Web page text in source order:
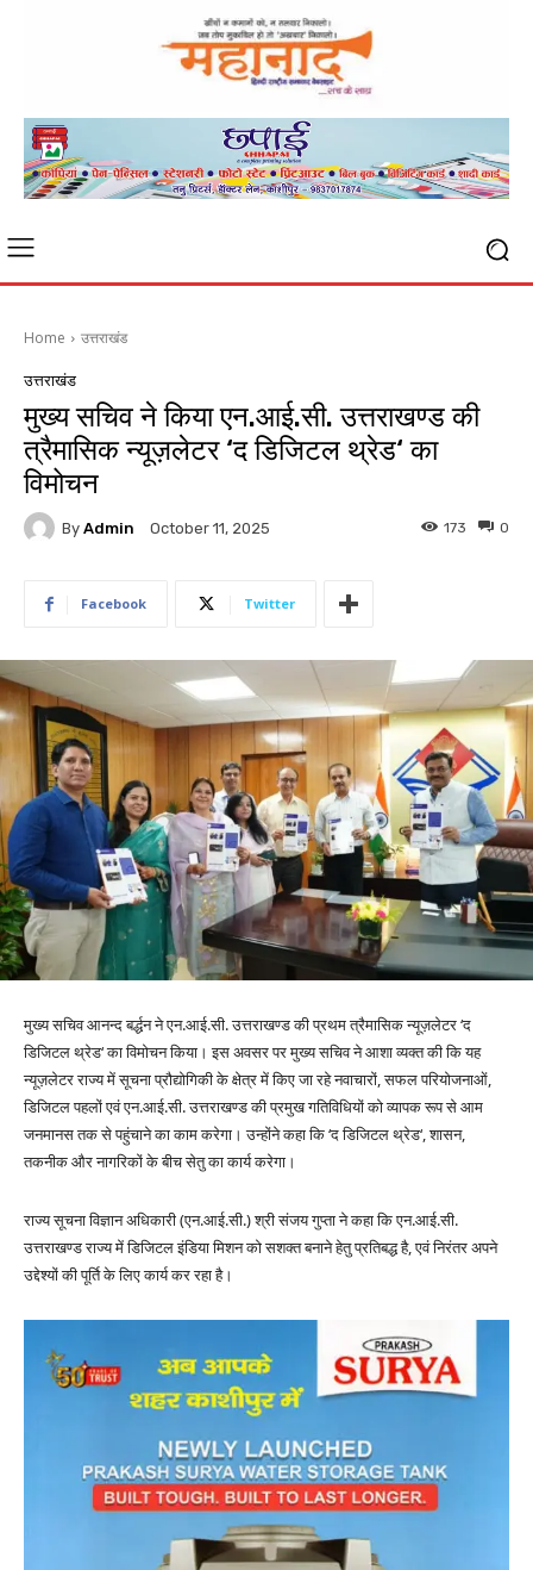
Home उत्तराखंड
उत्तराखंड
मुख्य सचिव ने किया एन.आई.सी. उत्तराखण्ड की
त्रैमासिक न्यूज़लेटर ‘द डिजिटल थ्रेड‘ का
विमोचन
By Admin October 11, 2025 0
173
Facebook Twitter
मुख्य सचिव आनन्द बर्द्धन ने एन.आई.सी. उत्तराखण्ड की प्रथम त्रैमासिक न्यूज़लेटर ‘द
डिजिटल थ्रेड‘ का विमोचन किया। इस अवसर पर मुख्य सचिव ने आशा व्यक्त की कि यह
न्यूज़लेटर राज्य में सूचना प्रौद्योगिकी के क्षेत्र में किए जा रहे नवाचारों, सफल परियोजनाओं,
डिजिटल पहलों एवं एन.आई.सी. उत्तराखण्ड की प्रमुख गतिविधियों को व्यापक रूप से आम
जनमानस तक से पहुंचाने का काम करेगा। उन्होंने कहा कि ‘द डिजिटल थ्रेड‘, शासन,
तकनीक और नागरिकों के बीच सेतु का कार्य करेगा।
राज्य सूचना विज्ञान अधिकारी (एन.आई.सी.) श्री संजय गुप्ता ने कहा कि एन.आई.सी.
उत्तराखण्ड राज्य में डिजिटल इंडिया मिशन को सशक्त बनाने हेतु प्रतिबद्ध है, एवं निरंतर अपने
उद्देश्यों की पूर्ति के लिए कार्य कर रहा है।